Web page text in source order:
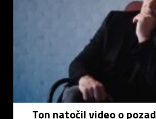
Ton natočil video o